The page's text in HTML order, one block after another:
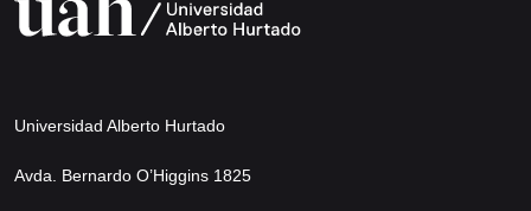
Universidad Alberto Hurtado
Avda. Bernardo O’Higgins 1825